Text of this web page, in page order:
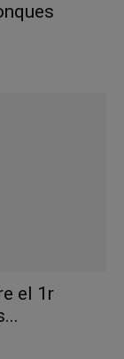
el 1r